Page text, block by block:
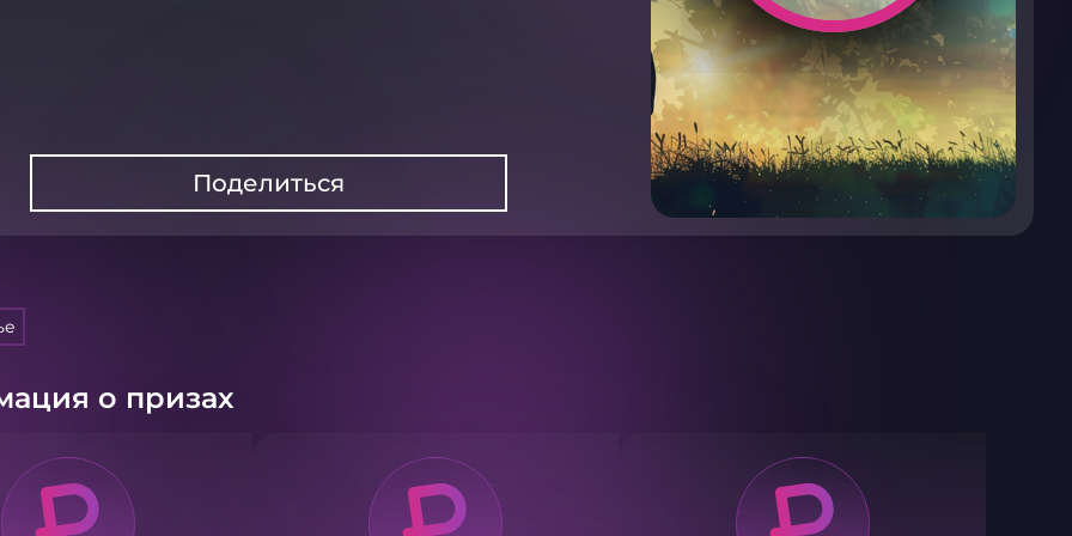
Поделиться
о призах